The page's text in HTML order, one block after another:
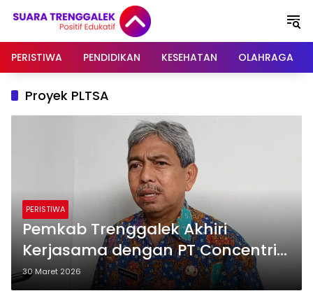
PERISTIWA
PENDIDIKAN KESEHATAN OLAHRAGA
Proyek PLTSA
PERISTIWA
Pemkab Trenggalek Akhiri
Kerjasama dengan PT Concentrix,
Rencana Proyek PLTSA Gagal
30 Maret 2026